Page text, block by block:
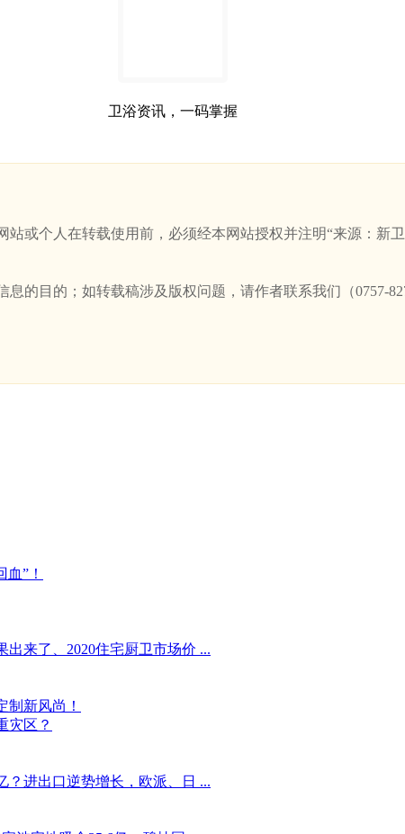
卫浴资讯，一码掌握
或个人在转载使用前，必须经本网站授权并注明“来源：新
的目的；如转载稿涉及版权问题，请作者联系我们（0757-
”！
来了、2020住宅厨卫市场价 ...
新风尚！
灾区？
？进出口逆势增长，欧派、日 ...